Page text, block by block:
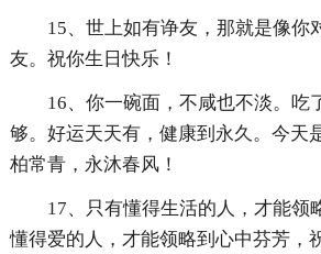
15、世上如有诤友，那就是像你
友。祝你生日快乐！
16、你一碗面，不咸也不淡。吃
够。好运天天有，健康到永久。今天
柏常青，永沐春风！
17、只有懂得生活的人，才能领
懂得爱的人，才能领略到心中芬芳，